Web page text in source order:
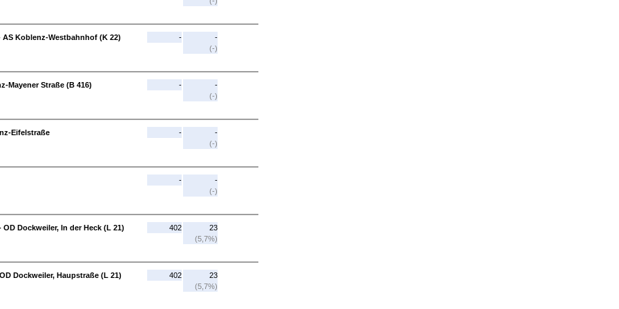
Koblenz-Westbahnhof (K 22) -
-
(-)
Mayener Straße (B 416) -
-
(-)
Eifelstraße -
-
(-)
-
-
(-)
Dockweiler, In der Heck (L 21) 402
23
(5,7%)
Dockweiler, Haupstraße (L 21) 402
23
(5,7%)